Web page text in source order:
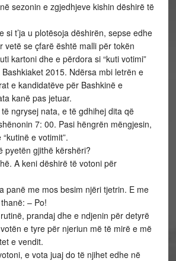
sezonin e zgjedhjeve kishin dëshirë të
si t’ja u plotësoja dëshirën, sepse edhe
vetë se çfarë është malli për tokën
kartoni dhe e përdora si “kuti votimi”
2015. Ndërsa mbi letrën e
e kandidatëve për Bashkinë e
kanë pas jetuar.
ngrysej nata, e të gdhihej dita që
7: 00. Pasi hëngrën mëngjesin,
e votimit”.
pyetën gjithë kërshëri?
A keni dëshirë të votoni për
panë me mos besim njëri tjetrin. E me
– Po!
prandaj dhe e ndjenin për detyrë
e tyre për njeriun më të mirë e më
e vendit.
e vota juaj do të njihet edhe në